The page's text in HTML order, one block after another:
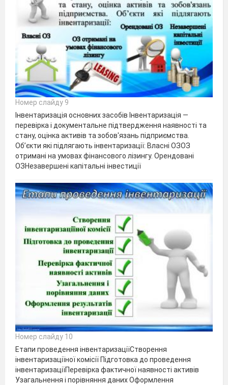
Номер слайду 9
Інвентаризація основних засобів Інвентаризація —
перевірка і документальне підтвердження наявності та
стану, оцінка активів та зобов'язань підприємства.
Об’єкти які підлягають інвентаризації: Власні ОЗОЗ
отримані на умовах фінансового лізингу. Орендовані
ОЗНезавершені капітальні інвестиції
Номер слайду 10
Етапи проведення інвентаризаціїСтворення
інвентаризаціїної комісії Підготовка до проведення
інвентаризаціїПеревірка фактичної наявності активів
Узагальнення і порівняння даних Оформлення